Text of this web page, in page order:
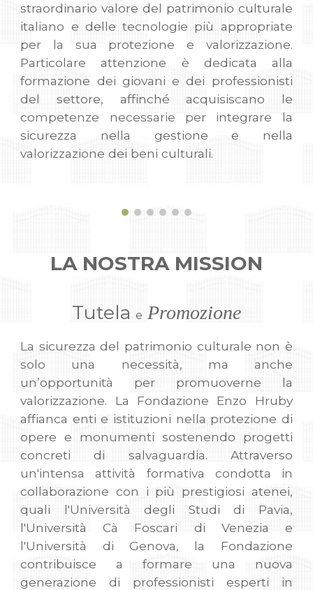
straordinario valore del patrimonio culturale
italiano e delle tecnologie più appropriate
per la sua protezione e valorizzazione.
Particolare attenzione è dedicata alla
formazione dei giovani e dei professionisti
del settore, affinché acquisiscano le
competenze necessarie per integrare la
sicurezza nella gestione e nella
valorizzazione dei beni culturali.
LA NOSTRA MISSION
Tutela e Promozione
La sicurezza del patrimonio culturale non è
solo una necessità, ma anche
un’opportunità per promuoverne la
valorizzazione. La Fondazione Enzo Hruby
affianca enti e istituzioni nella protezione di
opere e monumenti sostenendo progetti
concreti di salvaguardia. Attraverso
un'intensa attività formativa condotta in
collaborazione con i più prestigiosi atenei,
quali l'Università degli Studi di Pavia,
l'Università Cà Foscari di Venezia e
l'Università di Genova, la Fondazione
contribuisce a formare una nuova
generazione di professionisti esperti in